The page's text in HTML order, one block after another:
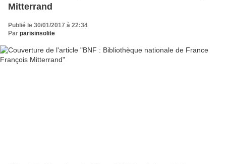
Mitterrand
Publié le 30/01/2017 à 22:34
Par parisinsolite